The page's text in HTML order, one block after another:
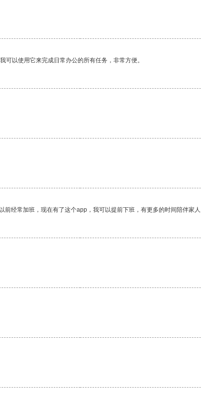
以使用它来完成日常办公的所有任务，非常方便。
经常加班，现在有了这个app，我可以提前下班，有更多的时间陪伴家人